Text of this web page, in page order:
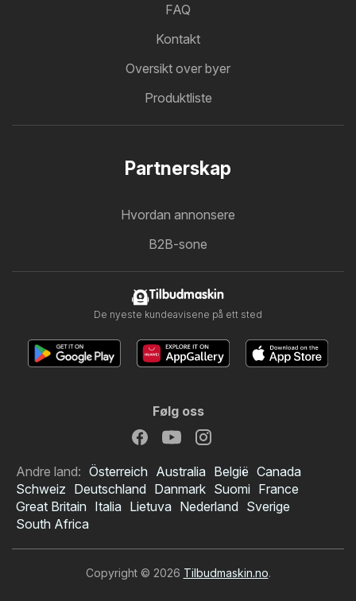
FAQ
Kontakt
Oversikt over byer
Produktliste
Partnerskap
Hvordan annonsere
B2B-sone
Tilbudmaskin
De nyeste kundeavisene på ett sted
Følg oss
Andre land: Österreich Australia België Canada
Schweiz Deutschland Danmark Suomi France
Great Britain Italia Lietuva Nederland Sverige
South Africa
Copyright © 2026 Tilbudmaskin.no.